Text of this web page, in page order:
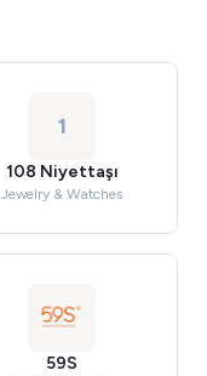
1
108 Niyettaşı
Jewelry & Watches
59S